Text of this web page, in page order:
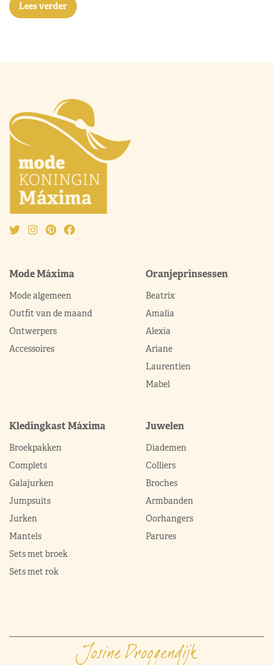
Lees verder
Mode Máxima
Mode algemeen
Outfit van de maand
Ontwerpers
Accessoires
Oranjeprinsessen
Beatrix
Amalia
Alexia
Ariane
Laurentien
Mabel
Kledingkast Máxima
Broekpakken
Complets
Galajurken
Jumpsuits
Jurken
Mantels
Sets met broek
Sets met rok
Juwelen
Diademen
Colliers
Broches
Armbanden
Oorhangers
Parures